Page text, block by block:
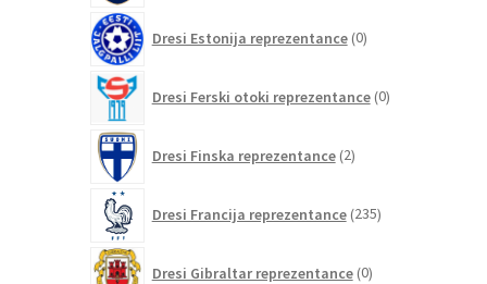
Dresi Estonija reprezentance 0izdelkov
Dresi Ferski otoki reprezentance 0izdelkov
Dresi Finska reprezentance 2izdelka
Dresi Francija reprezentance 235izdelkov
Dresi Gibraltar reprezentance 0